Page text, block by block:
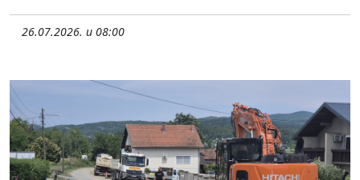
26.07.2026. u 08:00